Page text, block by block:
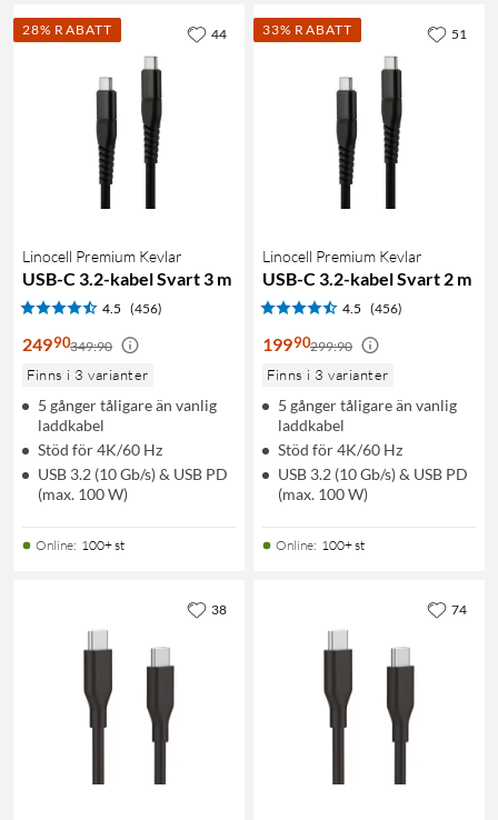
28% RABATT
Linocell Premium Kevlar
USB-C 3.2-kabel Svart 3 m
4.5 (456)
24990349:90
Finns i 3 varianter
5 gånger tåligare än vanlig
laddkabel
Stöd för 4K/60 Hz
USB 3.2 (10 Gb/s) & USB PD
(max. 100 W)
Online: 100+ st
44 33% RABATT
Linocell Premium Kevlar
USB-C 3.2-kabel Svart 2 m
4.5 (456)
19990299:90
Finns i 3 varianter
5 gånger tåligare än vanlig
laddkabel
Stöd för 4K/60 Hz
USB 3.2 (10 Gb/s) & USB PD
(max. 100 W)
Online: 100+ st
51
38 74